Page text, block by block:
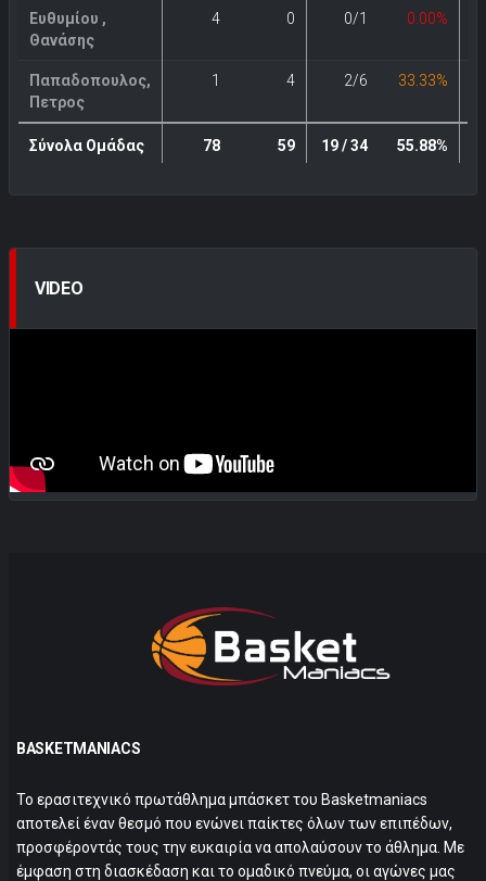
Ευθυμίου ,
Θανάσης
4 0 0/1 0.00%
Παπαδοπουλος,
Πετρος
1 4 2/6 33.33%
Σύνολα Ομάδας 78 59 19 / 34 55.88%
VIDEO
BASKETMANIACS
Το ερασιτεχνικό πρωτάθλημα μπάσκετ του Basketmaniacs
αποτελεί έναν θεσμό που ενώνει παίκτες όλων των επιπέδων,
προσφέροντάς τους την ευκαιρία να απολαύσουν το άθλημα. Με
έμφαση στη διασκέδαση και το ομαδικό πνεύμα, οι αγώνες μας